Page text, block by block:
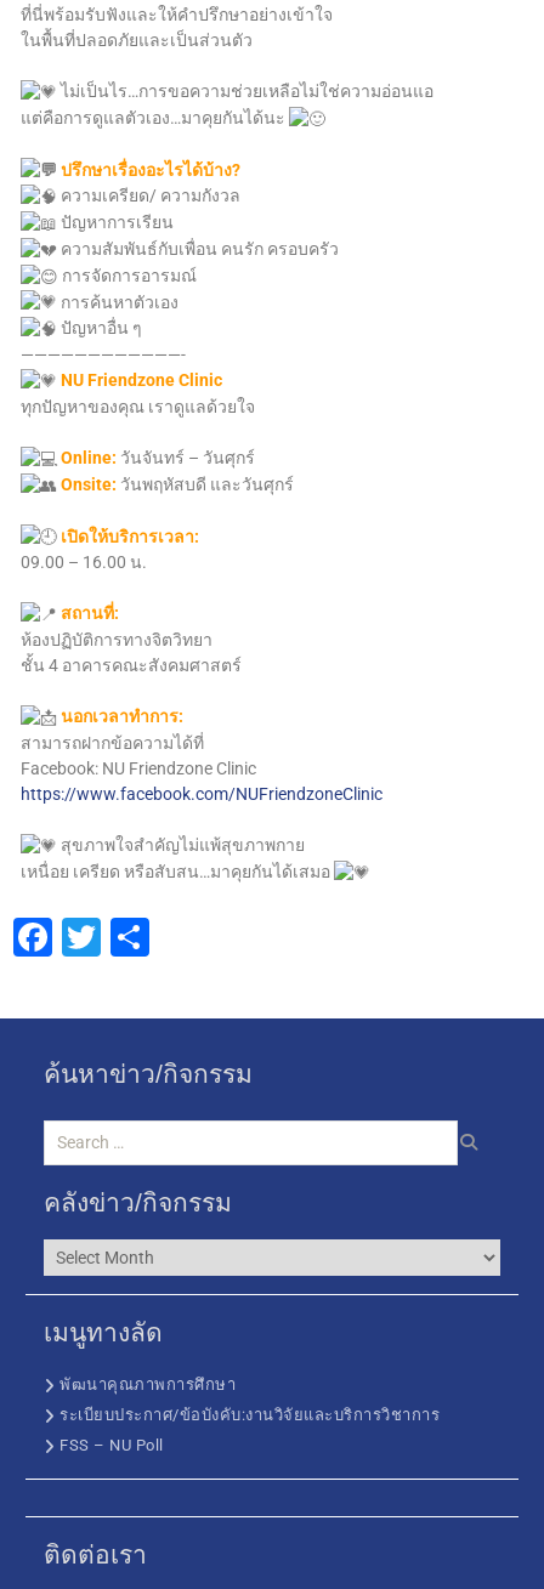
ที่นี่พร้อมรับฟังและให้คำปรึกษาอย่างเข้าใจ
ในพื้นที่ปลอดภัยและเป็นส่วนตัว
ไม่เป็นไร…การขอความช่วยเหลือไม่ใช่ความอ่อนแอ
แต่คือการดูแลตัวเอง…มาคุยกันได้นะ
ปรึกษาเรื่องอะไรได้บ้าง?
ความเครียด/ ความกังวล
ปัญหาการเรียน
ความสัมพันธ์กับเพื่อน คนรัก ครอบครัว
การจัดการอารมณ์
การค้นหาตัวเอง
ปัญหาอื่น ๆ
————————————-
NU Friendzone Clinic
ทุกปัญหาของคุณ เราดูแลด้วยใจ
Online: วันจันทร์ – วันศุกร์
Onsite: วันพฤหัสบดี และวันศุกร์
เปิดให้บริการเวลา:
09.00 – 16.00 น.
สถานที่:
ห้องปฏิบัติการทางจิตวิทยา
ชั้น 4 อาคารคณะสังคมศาสตร์
นอกเวลาทำการ:
สามารถฝากข้อความได้ที่
Facebook: NU Friendzone Clinic
https://www.facebook.com/NUFriendzoneClinic
สุขภาพใจสำคัญไม่แพ้สุขภาพกาย
เหนื่อย เครียด หรือสับสน…มาคุยกันได้เสมอ
Facebook
Twitter
Share
ค้นหาข่าว/กิจกรรม
คลังข่าว/กิจกรรม
เมนูทางลัด
พัฒนาคุณภาพการศึกษา
ระเบียบประกาศ/ข้อบังคับ:งานวิจัยและบริการวิชาการ
FSS – NU Poll
ติดต่อเรา